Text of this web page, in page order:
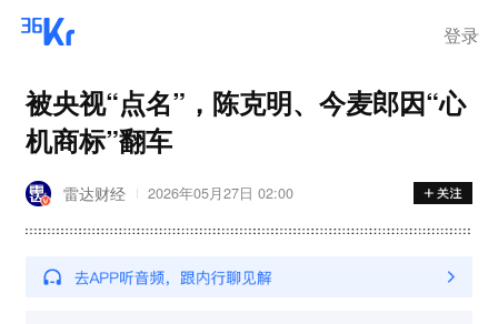
登录
被央视“点名”，陈克明、今麦郎因“心
机商标”翻车
雷达财经 2026年05月27日 02:00